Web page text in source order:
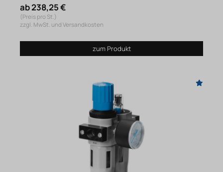
ab 238,25 €
(Preis pro St.)
zzgl. MwSt. und Versandkosten
zum Produkt